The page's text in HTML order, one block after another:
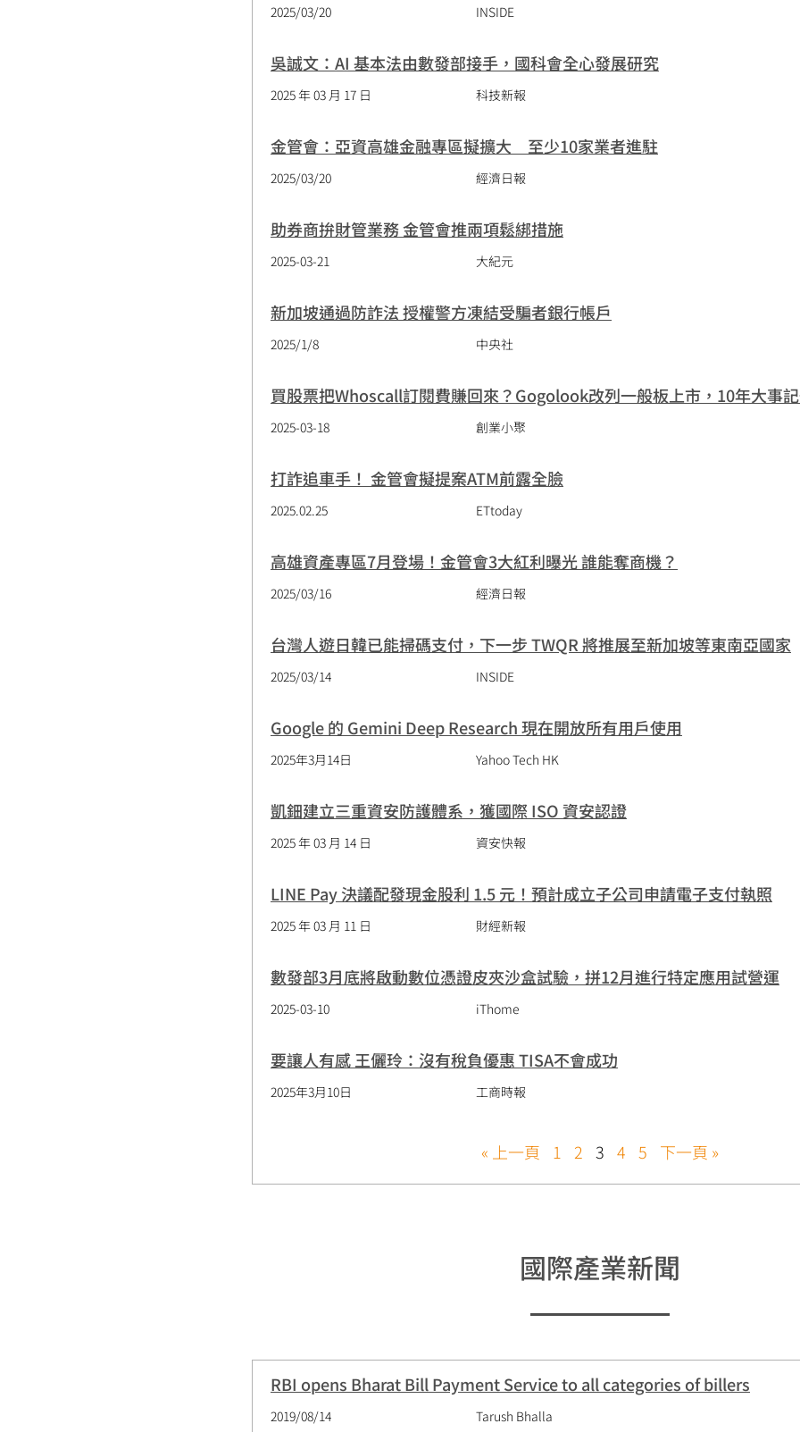
2025/03/20 INSIDE
吳誠文：AI 基本法由數發部接手，國科會全心發展研究
2025 年 03 月 17 日 科技新報
金管會：亞資高雄金融專區擬擴大 至少10家業者進駐
2025/03/20 經濟日報
助券商拚財管業務 金管會推兩項鬆綁措施
2025-03-21 大紀元
新加坡通過防詐法 授權警方凍結受騙者銀行帳戶
2025/1/8 中央社
買股票把Whoscall訂閱費賺回來？Gogolook改列一般板上市，10年大事
2025-03-18 創業小聚
打詐追車手！ 金管會擬提案ATM前露全臉
2025.02.25 ETtoday
高雄資產專區7月登場！金管會3大紅利曝光 誰能奪商機？
2025/03/16 經濟日報
台灣人遊日韓已能掃碼支付，下一步 TWQR 將推展至新加坡等東南亞國家
2025/03/14 INSIDE
Google 的 Gemini Deep Research 現在開放所有用戶使用
2025年3月14日 Yahoo Tech HK
凱鈿建立三重資安防護體系，獲國際 ISO 資安認證
2025 年 03 月 14 日 資安快報
LINE Pay 決議配發現金股利 1.5 元！預計成立子公司申請電子支付執照
2025 年 03 月 11 日 財經新報
數發部3月底將啟動數位憑證皮夾沙盒試驗，拼12月進行特定應用試營運
2025-03-10 iThome
要讓人有感 王儷玲：沒有稅負優惠 TISA不會成功
2025年3月10日 工商時報
« 上一頁 1 2 3 4 5 下一頁 »
國際產業新聞
RBI opens Bharat Bill Payment Service to all categories of billers
2019/08/14 Tarush Bhalla